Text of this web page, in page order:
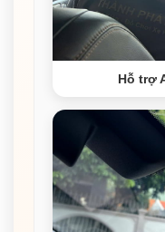
Hỗ trợ